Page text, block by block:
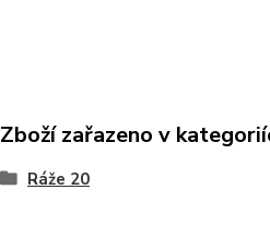
Zboží zařazeno v
Ráže 20